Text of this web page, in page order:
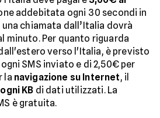
addebitata ogni 30 secondi in
chiamata dall’Italia dovrà
minuto. Per quanto riguarda
dall'estero verso l'Italia, è previsto
SMS inviato e di 2,50€ per
la navigazione su Internet, il
KB di dati utilizzati. La
è gratuita.